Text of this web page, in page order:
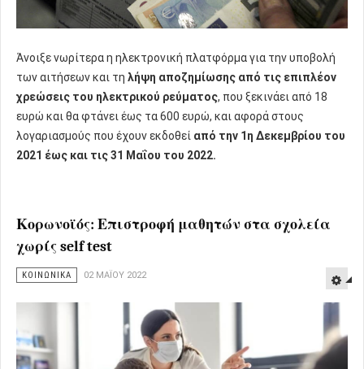
Άνοιξε νωρίτερα η ηλεκτρονική πλατφόρμα για την υποβολή
των αιτήσεων και τη λήψη αποζημίωσης από τις επιπλέον
χρεώσεις του ηλεκτρικού ρεύματος, που ξεκινάει από 18
ευρώ και θα φτάνει έως τα 600 ευρώ, και αφορά στους
λογαριασμούς που έχουν εκδοθεί από την 1η Δεκεμβρίου του
2021 έως και τις 31 Μαΐου του 2022.
Κορωνοϊός: Επιστροφή μαθητών στα σχολεία
χωρίς self test
ΚΟΙΝΩΝΙΚΑ 02 ΜΑΪ́ΟΥ 2022